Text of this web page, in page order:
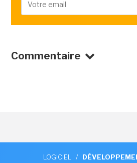
Commentaire
LOGICIEL /